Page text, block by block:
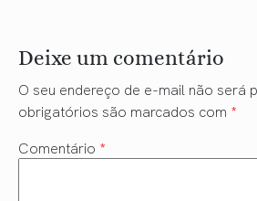
Deixe um comentário
O seu endereço de e-mail não será
obrigatórios são marcados com *
Comentário *